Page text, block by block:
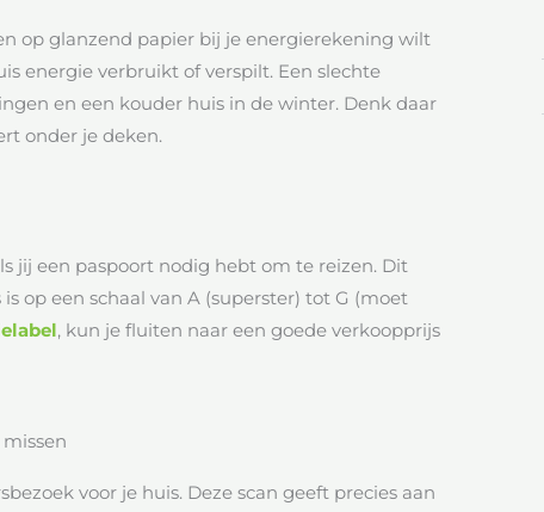
op glanzend papier bij je energierekening wilt
energie verbruikt of verspilt. Een slechte
en een kouder huis in de winter. Denk daar
onder je deken.
jij een paspoort nodig hebt om te reizen. Dit
op een schaal van A (superster) tot G (moet
, kun je fluiten naar een goede verkoopprijs
voor je huis. Deze scan geeft precies aan